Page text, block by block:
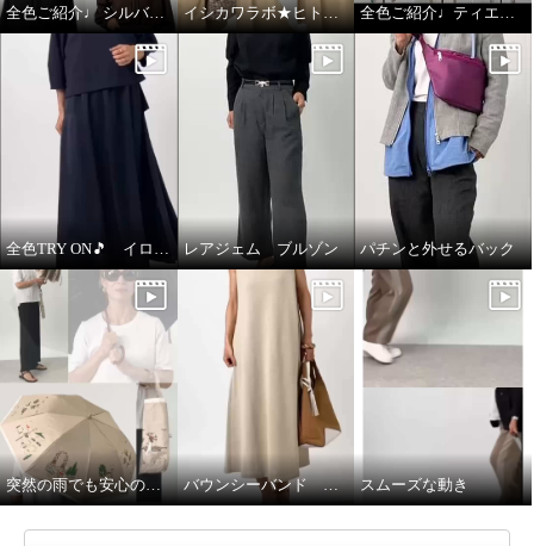
全色ご紹介♩ シルバーミントシュガー アンサンブル イシカワラボ★ヒトミ ジャケット全色ご紹介♩
レアジェム ブルゾン パチンと外せるバック
突然の雨でも安心の晴雨兼用傘♩ バウンシーバンド ワンピース スムーズな動き